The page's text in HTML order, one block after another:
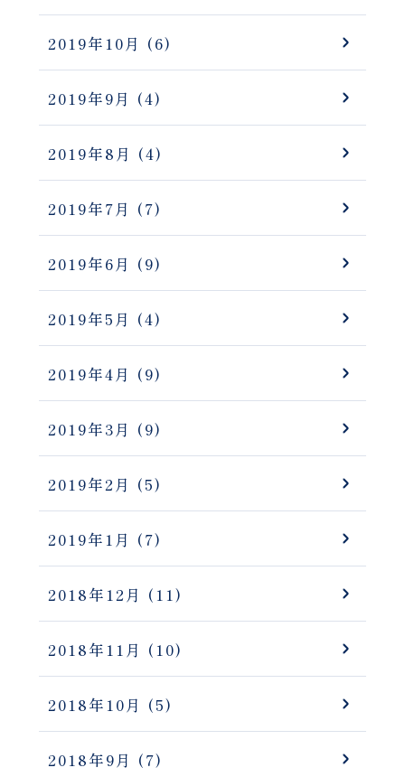
2019年10月 (6)
2019年9月 (4)
2019年8月 (4)
2019年7月 (7)
2019年6月 (9)
2019年5月 (4)
2019年4月 (9)
2019年3月 (9)
2019年2月 (5)
2019年1月 (7)
2018年12月 (11)
2018年11月 (10)
2018年10月 (5)
2018年9月 (7)